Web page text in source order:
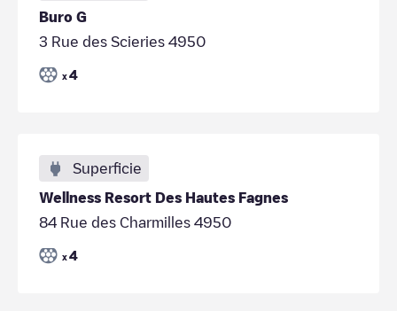
Buro G
3 Rue des Scieries 4950
x 4
Superficie
Wellness Resort Des Hautes Fagnes
84 Rue des Charmilles 4950
x 4